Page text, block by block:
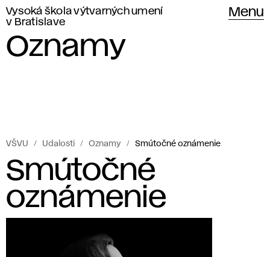
Vysoká škola výtvarných umení
v Bratislave
Menu
Oznamy
VŠVU Udalosti Oznamy Smútočné oznámenie
Smútočné
oznámenie